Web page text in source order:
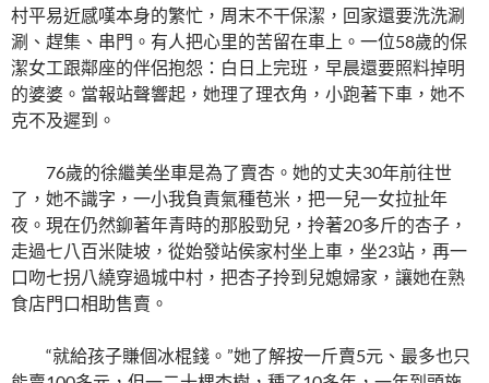
村平易近感嘆本身的繁忙，周末不干保潔，回家還要洗洗涮
涮、趕集、串門。有人把心里的苦留在車上。一位58歲的保
潔女工跟鄰座的伴侶抱怨：白日上完班，早晨還要照料掉明
的婆婆。當報站聲響起，她理了理衣角，小跑著下車，她不
克不及遲到。
76歲的徐繼美坐車是為了賣杏。她的丈夫30年前往世
了，她不識字，一小我負責氣種苞米，把一兒一女拉扯年
夜。現在仍然鉚著年青時的那股勁兒，拎著20多斤的杏子，
走過七八百米陡坡，從始發站侯家村坐上車，坐23站，再一
口吻七拐八繞穿過城中村，把杏子拎到兒媳婦家，讓她在熟
食店門口相助售賣。
“就給孩子賺個冰棍錢。”她了解按一斤賣5元、最多也只